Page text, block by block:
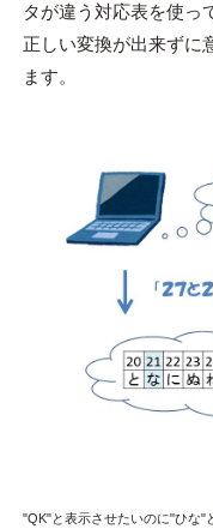
タが違う対応表を使っ
正しい変換が出来ずに
ます。
"QK"と表示させたいのに"ひな"